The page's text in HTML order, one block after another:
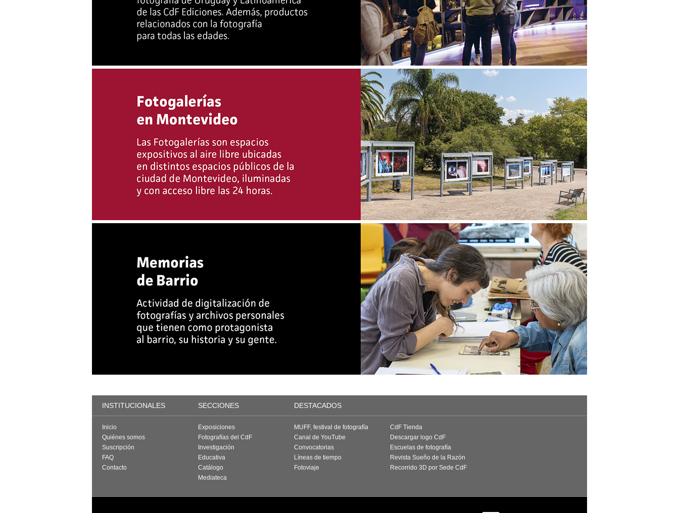
INSTITUCIONALES SECCIONES DESTACADOS
Inicio
Quiénes somos
Suscripción
FAQ
Contacto
Exposiciones
Fotografías del CdF
Investigación
Educativa
Catálogo
Mediateca
MUFF, festival de fotografía
Canal de YouTube
Convocatorias
Líneas de tiempo
Fotoviaje
CdF Tienda
Descargar logo CdF
Escuelas de fotografía
Revista Sueño de la Razón
Recorrido 3D por Sede CdF